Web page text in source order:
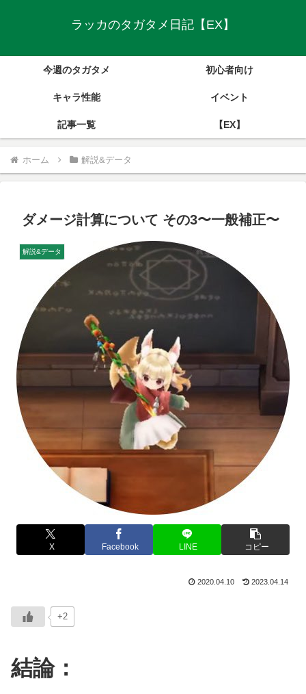
ラッカのタガタメ日記【EX】
今週のタガタメ 初心者向け
キャラ性能 イベント
記事一覧 【EX】
ホーム 解説&データ
ダメージ計算について その3〜一般補正〜
解説&データ
X Facebook LINE コピー
2020.04.10 2023.04.14
+2
結論：